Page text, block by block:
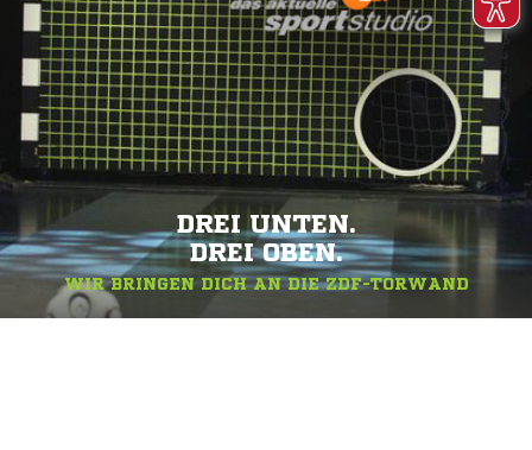
DREI UNTEN.
DREI OBEN.
WIR BRINGEN DICH AN DIE ZDF-TORWAND